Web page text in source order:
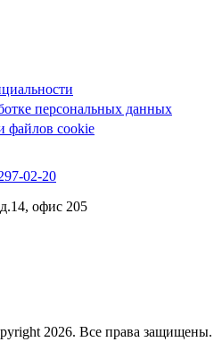
персональных данных
файлов cookie
02-20
офис 205
2026. Все права защищены.